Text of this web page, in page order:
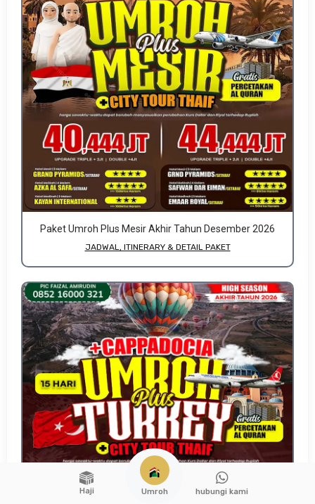
Paket Umroh Plus Mesir Akhir Tahun Desember 2026
JADWAL, ITINERARY & DETAIL PAKET
Haji Umroh hubungi kami